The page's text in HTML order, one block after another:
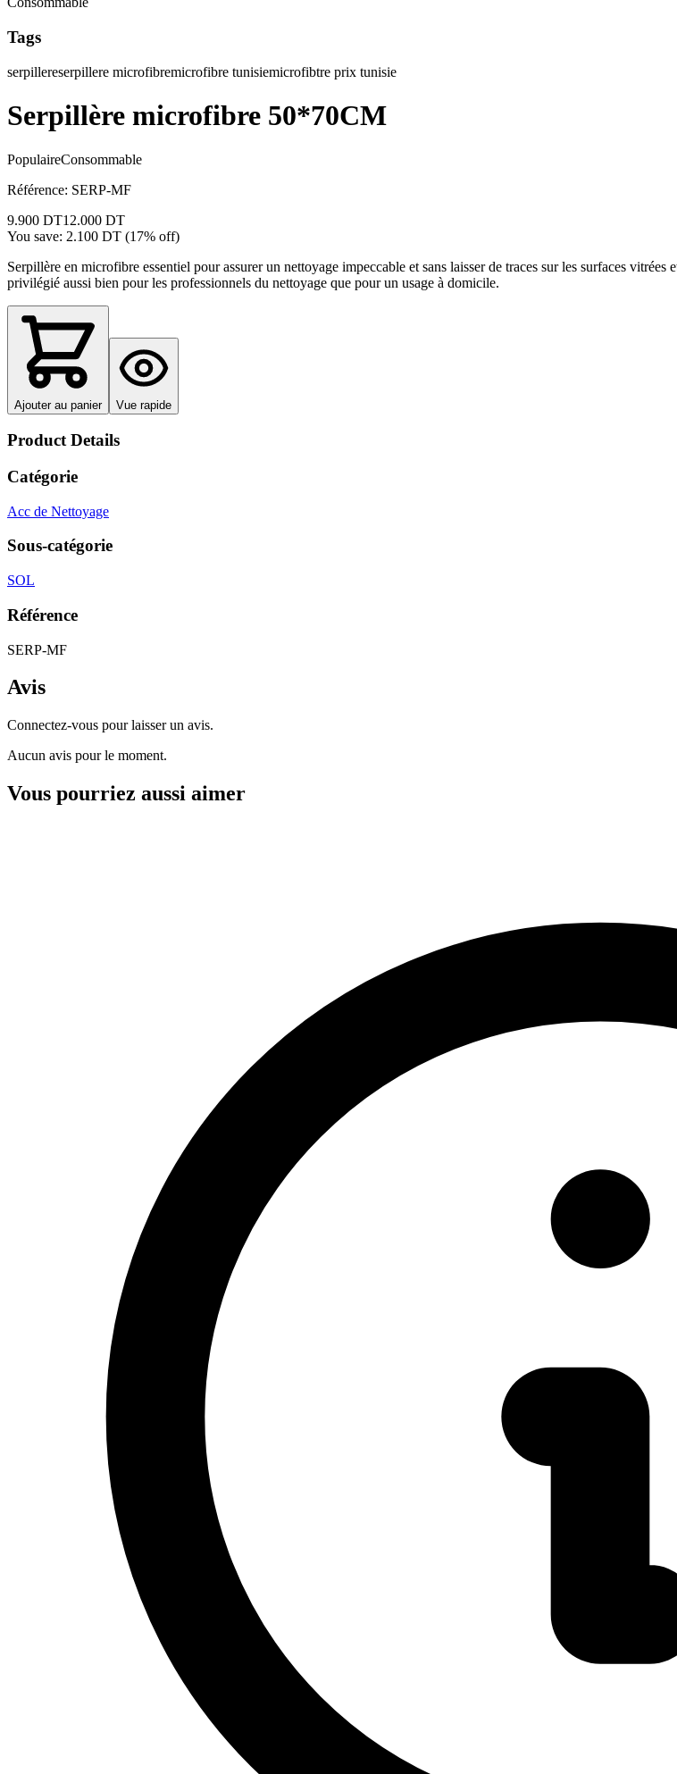
Tags
serpillereserpillere microfibremicrofibre tunisiemicrofibtre prix tunisie
Serpillère microfibre 50*70CM
PopulaireConsommable
Référence: SERP-MF
9.900 DT12.000 DT
You save: 2.100 DT (17% off)
Serpillère en microfibre essentiel pour assurer un nettoyage impeccable et sans laisser de traces sur les surfaces
privilégié aussi bien pour les professionnels du nettoyage que pour un usage à domicile.
Ajouter au panier Vue rapide
Product Details
Catégorie
Acc de Nettoyage
Sous-catégorie
SOL
Référence
SERP-MF
Avis
Connectez-vous pour laisser un avis.
Aucun avis pour le moment.
Vous pourriez aussi aimer